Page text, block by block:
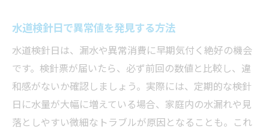
神奈川県の検針日ごとに行う漏水調査法
検針票で異常を見つけた際の漏水調査ポイ
ント
スマートメーター導入で変わる漏水調査の
習慣
検針日直前にできる家庭での漏水調査手順
水道検針日で異常値を発見する方法
水道検針日は、漏水や異常消費に早期気付く絶好の機会
です。検針票が届いたら、必ず前回の数値と比較し、違
和感がないか確認しましょう。実際には、定期的な検針
日に水量が大幅に増えている場合、家庭内の水漏れや見
落としやすい微細なトラブルが原因となることも。これ